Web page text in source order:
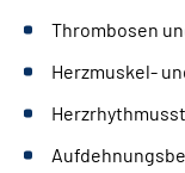
Thrombosen
Herzmuskel-